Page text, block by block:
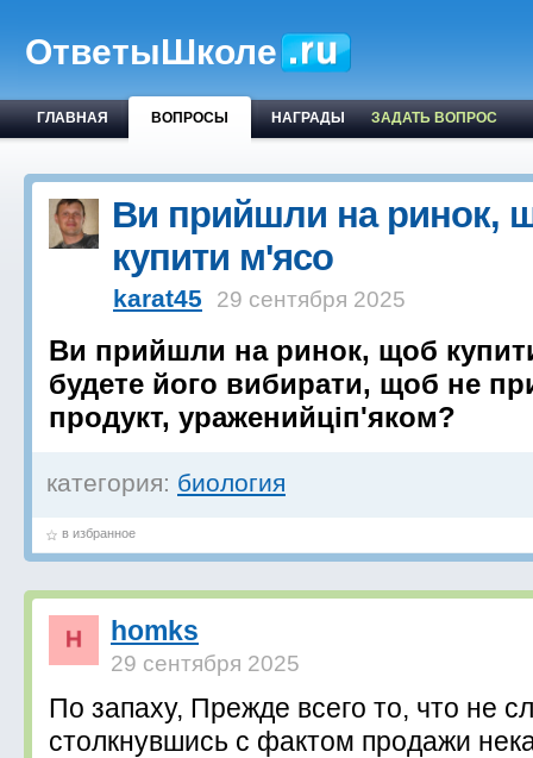
ОтветыШколе
ГЛАВНАЯ ВОПРОСЫ НАГРАДЫ ЗАДАТЬ ВОПРОС
Ви прийшли на ринок,
купити м'ясо
karat45 29 сентября 2025
Ви прийшли на ринок, щоб
будете його вибирати, щоб не
продукт, ураженийціп'яком?
категория: биология
в избранное
homks
29 сентября 2025
По запаху, Прежде всего то, что не
столкнувшись с фактом продажи